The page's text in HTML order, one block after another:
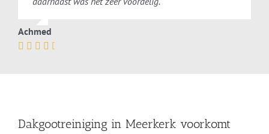
Achmed
Dakgootreiniging in Meerkerk voorkomt